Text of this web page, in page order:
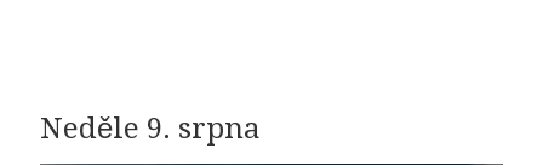
Neděle 9. srpna